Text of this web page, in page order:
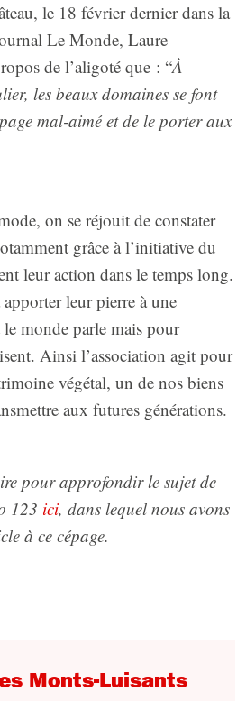
le 18 février dernier dans la
Le Monde, Laure
de l’aligoté que : “À
les beaux domaines se font
mal-aimé et de le porter aux
on se réjouit de constater
grâce à l’initiative du
leur action dans le temps long.
leur pierre à une
monde parle mais pour
Ainsi l’association agit pour
végétal, un de nos biens
aux futures générations.
pour approfondir le sujet de
123 ici, dans lequel nous avons
à ce cépage.
Monts-Luisants